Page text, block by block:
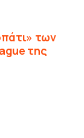
των
της